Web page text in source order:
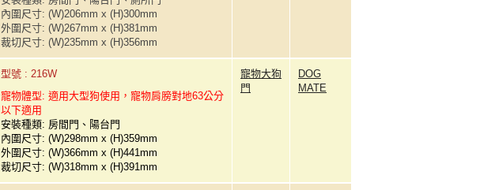
內圍尺寸: (W)206mm x (H)300mm
外圍尺寸: (W)267mm x (H)381mm
裁切尺寸: (W)235mm x (H)356mm
型號 : 216W
寵物體型: 適用大型狗使用，寵物肩膀對地63公分
以下適用
安裝種類: 房間門、陽台門
內圍尺寸: (W)298mm x (H)359mm
外圍尺寸: (W)366mm x (H)441mm
裁切尺寸: (W)318mm x (H)391mm
寵物大狗
門
DOG
MATE